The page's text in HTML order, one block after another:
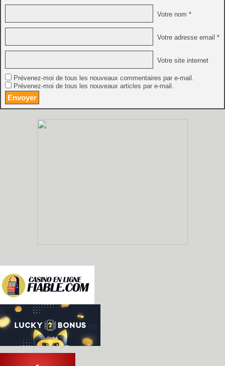
Votre nom *
Votre adresse email *
Votre site internet
Prévenez-moi de tous les nouveaux commentaires par e-mail.
Prévenez-moi de tous les nouveaux articles par e-mail.